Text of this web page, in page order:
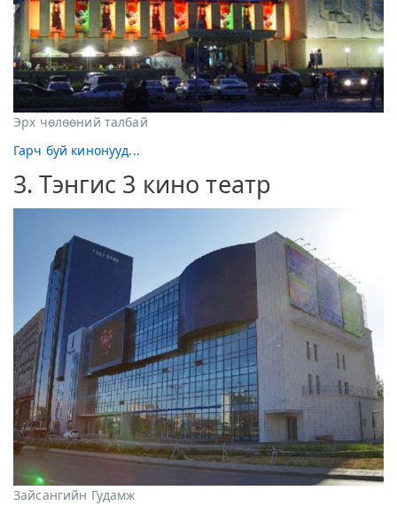
Эрх чөлөөний талбай
Гарч буй кинонууд...
3. Тэнгис 3 кино театр
Зайсангийн Гудамж